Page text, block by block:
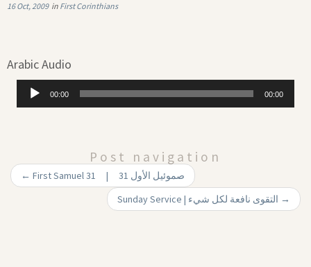
16 Oct, 2009in First Corinthians
Arabic Audio
Audio
Player
00:00 00:00
Post navigation
←
First Samuel 31 | 31 صموئيل الأول
→